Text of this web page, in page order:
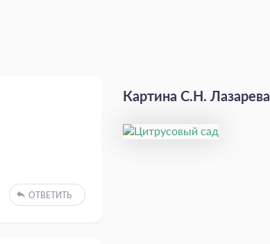
ОТВЕТИТЬ
Картина С.Н. Лазарева